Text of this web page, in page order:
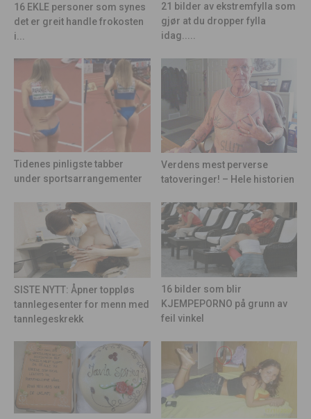
16 EKLE personer som synes
det er greit handle frokosten
i...
21 bilder av ekstremfylla som
gjør at du dropper fylla
idag.....
Tidenes pinligste tabber
under sportsarrangementer
Verdens mest perverse
tatoveringer! – Hele historien
SISTE NYTT: Åpner toppløs
tannlegesenter for menn med
tannlegeskrekk
16 bilder som blir
KJEMPEPORNO på grunn av
feil vinkel